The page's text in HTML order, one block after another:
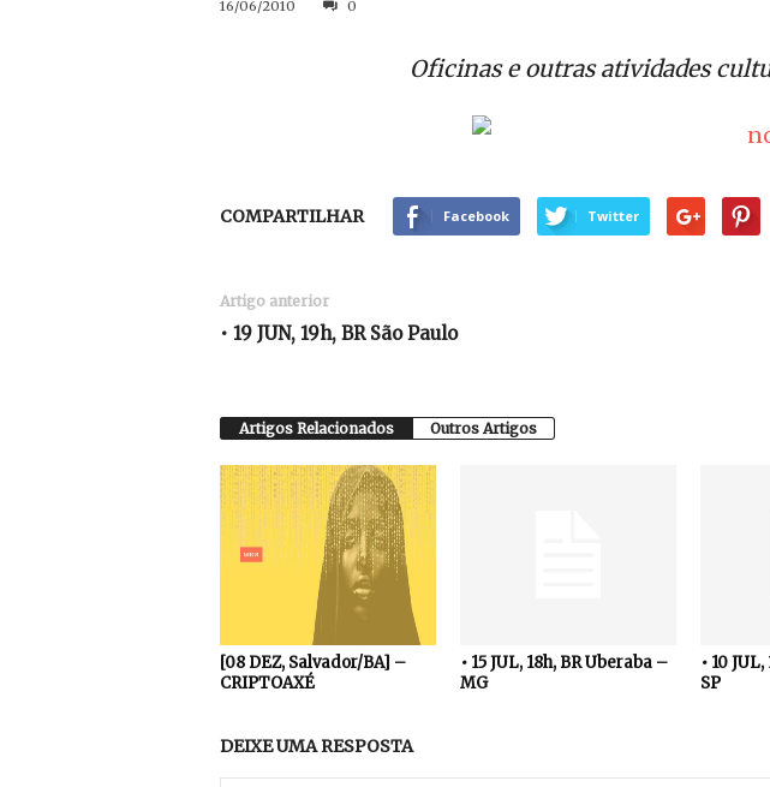
16/06/2010 0
Oficinas e outras atividades
COMPARTILHAR Facebook Twitter
Artigo anterior
• 19 JUN, 19h, BR São Paulo
Artigos Relacionados Outros Artigos
[08 DEZ, Salvador/BA] –
CRIPTOAXÉ
• 15 JUL, 18h, BR Uberaba –
MG
• 10
SP
DEIXE UMA RESPOSTA